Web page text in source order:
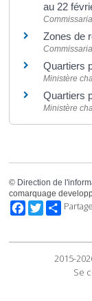
au 22
Zones de
Quartiers
Ministère
Quartiers
Ministère
© Direction de
comarquage
Facebook
Twitter
2015-
Se